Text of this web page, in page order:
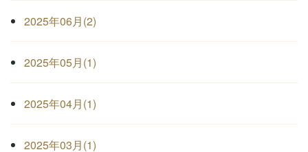
2025年06月(2)
2025年05月(1)
2025年04月(1)
2025年03月(1)